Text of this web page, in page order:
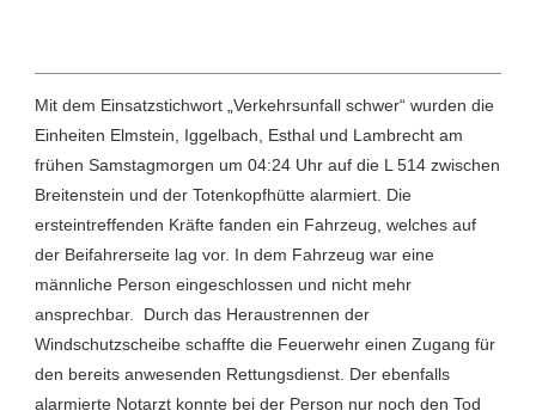
Mit dem Einsatzstichwort „Verkehrsunfall schwer“ wurden die
Einheiten Elmstein, Iggelbach, Esthal und Lambrecht am
frühen Samstagmorgen um 04:24 Uhr auf die L 514 zwischen
Breitenstein und der Totenkopfhütte alarmiert. Die
ersteintreffenden Kräfte fanden ein Fahrzeug, welches auf
der Beifahrerseite lag vor. In dem Fahrzeug war eine
männliche Person eingeschlossen und nicht mehr
ansprechbar. Durch das Heraustrennen der
Windschutzscheibe schaffte die Feuerwehr einen Zugang für
den bereits anwesenden Rettungsdienst. Der ebenfalls
alarmierte Notarzt konnte bei der Person nur noch den Tod